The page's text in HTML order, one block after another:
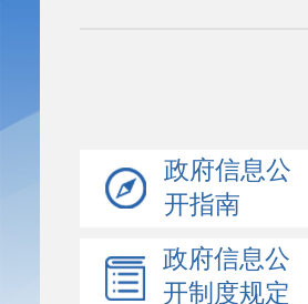
政府信息公
开指南
政府信息公
开制度规定